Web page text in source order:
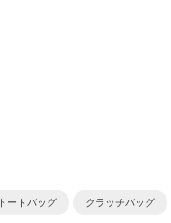
トートバッグ クラッチバッグ